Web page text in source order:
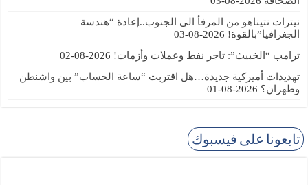
نيترات نتيناهو من المرفأ الى الجنوب..إعادة “هندسة
الجغرافيا”بالقوة! 2026-08-03
ترامب “الخبيث”: تاجر نفط وعملات وأزمات! 2026-08-02
تهديدات أميركية جديدة…هل اقتربت “ساعة الحساب” بين واشنطن
وطهران؟ 2026-08-01
تابعونا على فيسبوك